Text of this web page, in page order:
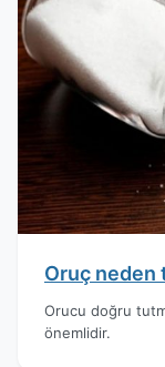
Oruç neden
Orucu doğru
önemlidir.